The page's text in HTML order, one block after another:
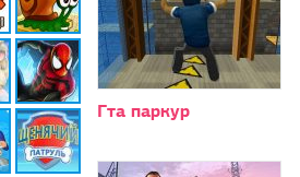
Гта паркур